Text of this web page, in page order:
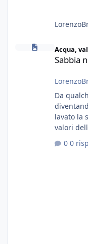
Sabbia nera
Acqua,
Sabbia
Da
lavato la
valori
0